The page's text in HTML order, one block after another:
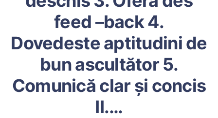
feed –back 4.
Dovedeste aptitudini de
bun ascultător 5.
Comunică clar și concis
II.…